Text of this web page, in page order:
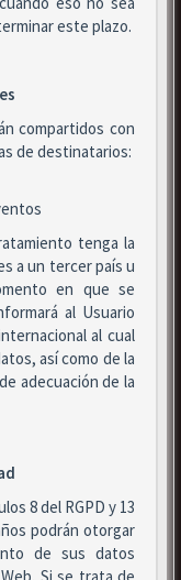
este plazo.
compartidos con
de destinatarios:
tenga la
a un tercer país u
en que se
al Usuario
al cual
así como de la
adecuación de la
8 del RGPD y 13
podrán otorgar
de sus datos